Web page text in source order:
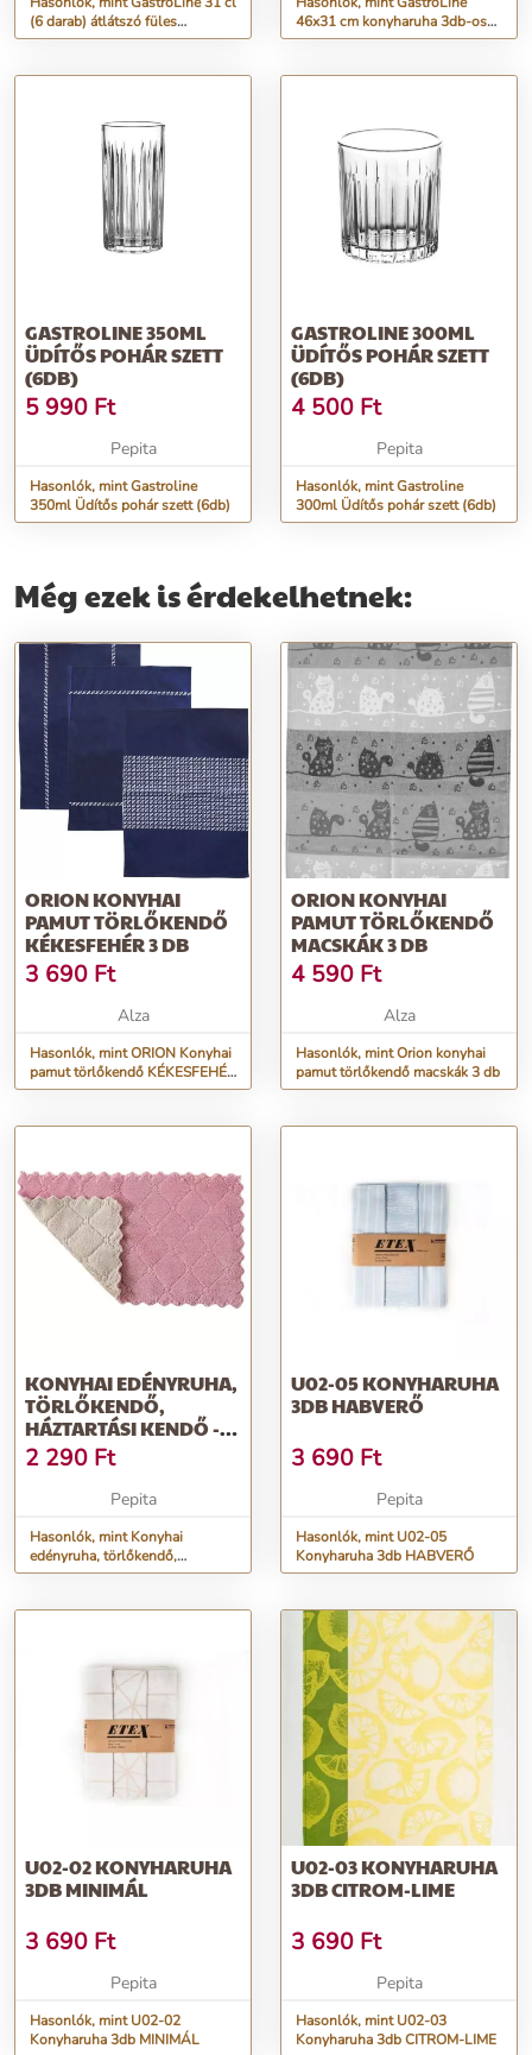
(6 darab) átlátszó füles
lattespohár szett
46x31 cm konyharuha 3db-os
szett
GASTROLINE 350ML
ÜDÍTŐS POHÁR SZETT
(6DB)
5 990 Ft
Pepita
Hasonlók, mint Gastroline
350ml Üdítős pohár szett (6db)
GASTROLINE 300ML
ÜDÍTŐS POHÁR SZETT
(6DB)
4 500 Ft
Pepita
Hasonlók, mint Gastroline
300ml Üdítős pohár szett (6db)
Még ezek is érdekelhetnek:
ORION KONYHAI
PAMUT TÖRLŐKENDŐ
KÉKESFEHÉR 3 DB
3 690 Ft
Alza
Hasonlók, mint ORION Konyhai
pamut törlőkendő KÉKESFEHÉR
3 db
ORION KONYHAI
PAMUT TÖRLŐKENDŐ
MACSKÁK 3 DB
4 590 Ft
Alza
Hasonlók, mint Orion konyhai
pamut törlőkendő macskák 3 db
KONYHAI EDÉNYRUHA,
TÖRLŐKENDŐ,
HÁZTARTÁSI KENDŐ -
LILA/SZÜRKE
2 290 Ft
Pepita
Hasonlók, mint Konyhai
edényruha, törlőkendő,
háztartási kendő - lila/szürke
U02-05 KONYHARUHA
3DB HABVERŐ
3 690 Ft
Pepita
Hasonlók, mint U02-05
Konyharuha 3db HABVERŐ
U02-02 KONYHARUHA
3DB MINIMÁL
3 690 Ft
Pepita
Hasonlók, mint U02-02
Konyharuha 3db MINIMÁL
U02-03 KONYHARUHA
3DB CITROM-LIME
3 690 Ft
Pepita
Hasonlók, mint U02-03
Konyharuha 3db CITROM-LIME